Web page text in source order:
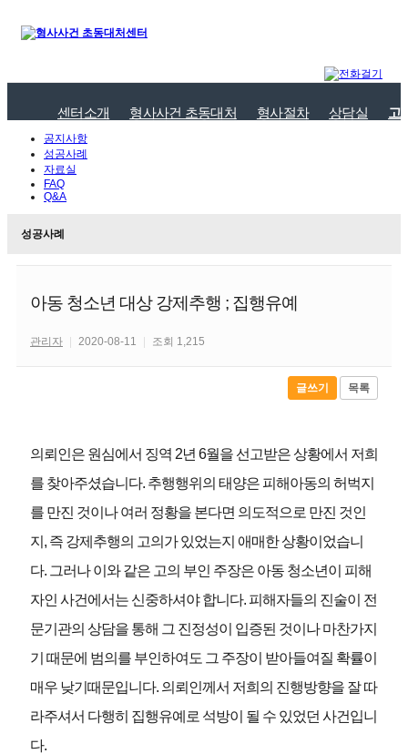
센터소개 형사사건 초동대처 형사절차 상담실 고
공지사항
성공사례
자료실
FAQ
Q&A
성공사례
아동 청소년 대상 강제추행 ; 집행유예
관리자 | 2020-08-11 | 조회 1,215
글쓰기 목록
의뢰인은 원심에서 징역 2년 6월을 선고받은 상황에서 저희
를 찾아주셨습니다. 추행행위의 태양은 피해아동의 허벅지
를 만진 것이나 여러 정황을 본다면 의도적으로 만진 것인
지, 즉 강제추행의 고의가 있었는지 애매한 상황이었습니
다. 그러나 이와 같은 고의 부인 주장은 아동 청소년이 피해
자인 사건에서는 신중하셔야 합니다. 피해자들의 진술이 전
문기관의 상담을 통해 그 진정성이 입증된 것이나 마찬가지
기 때문에 범의를 부인하여도 그 주장이 받아들여질 확률이
매우 낮기때문입니다. 의뢰인께서 저희의 진행방향을 잘 따
라주셔서 다행히 집행유예로 석방이 될 수 있었던 사건입니
다.